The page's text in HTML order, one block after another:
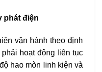
phát điện
vận hành theo định
hoạt động liên tục
hao mòn linh kiện và